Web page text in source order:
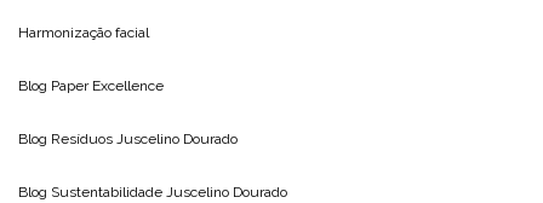
Harmonização facial
Blog Paper Excellence
Blog Resíduos Juscelino Dourado
Blog Sustentabilidade Juscelino Dourado